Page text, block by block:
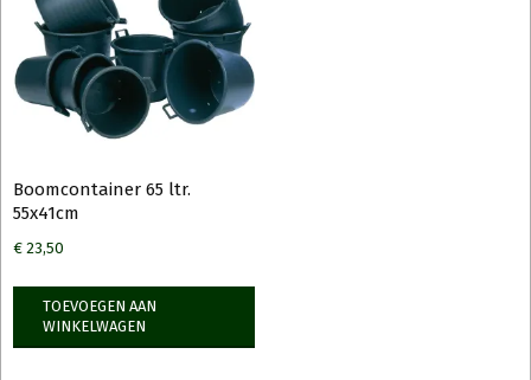
Boomcontainer 65 ltr.
55x41cm
€ 23,50
TOEVOEGEN AAN
WINKELWAGEN